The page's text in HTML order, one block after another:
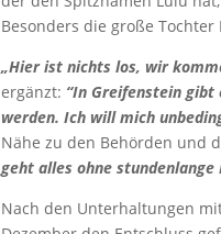
Besonders die große
„Hier ist nichts los, wir
ergänzt: “In Greifenstein gibt
werden. Ich will mich
Nähe zu den Behörden und
geht alles ohne stundenlange
Nach den Unterhaltungen